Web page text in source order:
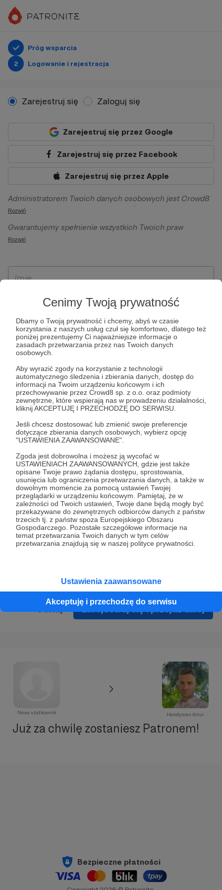
Cenimy Twoją prywatność
Dbamy o Twoją prywatność i chcemy, abyś w czasie
korzystania z naszych usług czuł się komfortowo, dlatego też
poniżej prezentujemy Ci najważniejsze informacje o
zasadach przetwarzania przez nas Twoich danych
osobowych.
Aby wyrazić zgody na korzystanie z technologii
automatycznego śledzenia i zbierania danych, dostęp do
informacji na Twoim urządzeniu końcowym i ich
przechowywanie przez Crowd8 sp. z o.o. oraz podmioty
zewnętrzne, które wspierają nas w prowadzeniu działalności,
kliknij AKCEPTUJĘ I PRZECHODZĘ DO SERWISU.
Jeśli chcesz dostosować lub zmienić swoje preferencje
dotyczące zbierania danych osobowych, wybierz opcję
"USTAWIENIA ZAAWANSOWANE".
Zgoda jest dobrowolna i możesz ją wycofać w
USTAWIENIACH ZAAWANSOWANYCH, gdzie jest także
opisane Twoje prawo żądania dostępu, sprostowania,
usunięcia lub ograniczenia przetwarzania danych, a także w
dowolnym momencie za pomocą ustawień Twojej
przeglądarki w urządzeniu końcowym. Pamiętaj, że w
zależności od Twoich ustawień, Twoje dane będą mogły być
przekazywane do zewnętrznych odbiorców danych z państw
trzecich tj. z państw spoza Europejskiego Obszaru
Gospodarczego. Pozostałe szczegółowe informacje na
temat przetwarzania Twoich danych w tym celów
przetwarzania znajdują się w naszej polityce prywatności.
Ustawienia zaawansowane
Akceptuję i przechodzę do serwisu
Próg wsparcia
2
Logowanie i rejestracja
Zarejestruj się Zaloguj się
Zarejestruj się przez Google
Zarejestruj się przez Facebook
Zarejestruj się przez Apple
Administratorem Twoich danych osobowych jest Crowd8
sp. z o.o. z siedziba w Warszawie, ul. Żwirki i Wigury 16, 02-
092 Warszawa. Twoje dane osobowe będą przetwarzane w
szczególności w celu wykonania umowy zawartej z Tobą, w
Patronite.pl, w tym możliwości dokonywania oraz
otrzymywania wsparcia na naszej platformie oraz
Rozwiń
Gwarantujemy spełnienie wszystkich Twoich praw
wynikających z ogólnego rozporządzenia o ochronie
ich przenoszenia, niepodlegania zautomatyzowanemu
wyrażenia sprzeciwu wobec przetwarzania Twoich danych
osobowych. Rejestracja dla osób niepełnoletnich możliwa
jest po przekazaniu podpisanego formularza "Zgodna na
założenie konta przez osobę niepełnoletnią", formularz
dostępny jest na stronie regulaminu Patronite.pl.
Rozwiń
* Zapoznałem się i akceptujęRegulaminserwisu oraz
* Wyrażam zgodę na przetwarzanie moich danych
osobowych podanych w formularzu rejestracyjnym w celu
prawidłowego świadczenia usług serwisu Patronite.
Wyrażam zgodę na otrzymywanie drogą elektroniczną
informacji handlowych - newslettera. Opcja ta może zostać
zmieniona w ustawieniach konta.
Zarejestruj się i przejdź dalej
Nowy użytkownik Handyman Artur
Już za chwilę zostaniesz Patronem!
Bezpieczne płatności